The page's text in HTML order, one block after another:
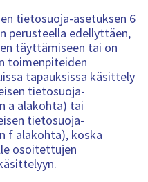
tietosuoja-asetuksen 6
perusteella edellyttäen,
täyttämiseen tai on
toimenpiteiden
tapauksissa käsittely
tietosuoja-
a alakohta) tai
tietosuoja-
f alakohta), koska
osoitettujen